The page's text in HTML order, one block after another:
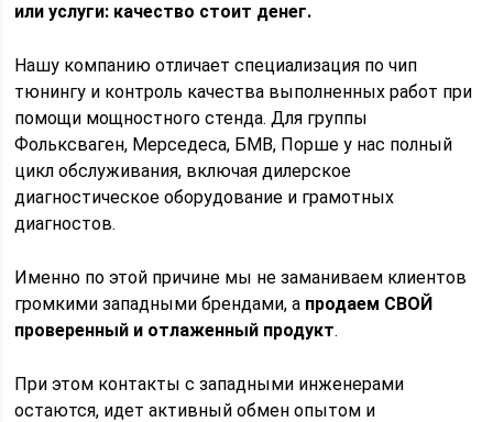
или услуги: качество стоит денег.
Нашу компанию отличает специализация по чип
тюнингу и контроль качества выполненных работ при
помощи мощностного стенда. Для группы
Фольксваген, Мерседеса, БМВ, Порше у нас полный
цикл обслуживания, включая дилерское
диагностическое оборудование и грамотных
диагностов.
Именно по этой причине мы не заманиваем клиентов
громкими западными брендами, а продаем СВОЙ
проверенный и отлаженный продукт.
При этом контакты с западными инженерами
остаются, идет активный обмен опытом и